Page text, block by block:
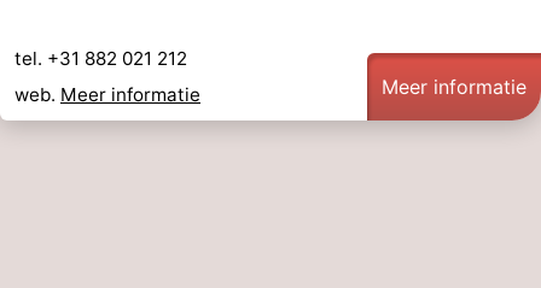
tel. +31 882 021 212
web. Meer informatie Meer informatie